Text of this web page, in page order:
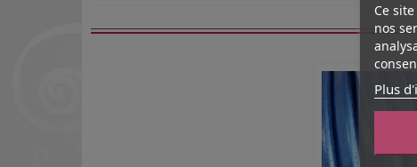
Ce
nos
Plus